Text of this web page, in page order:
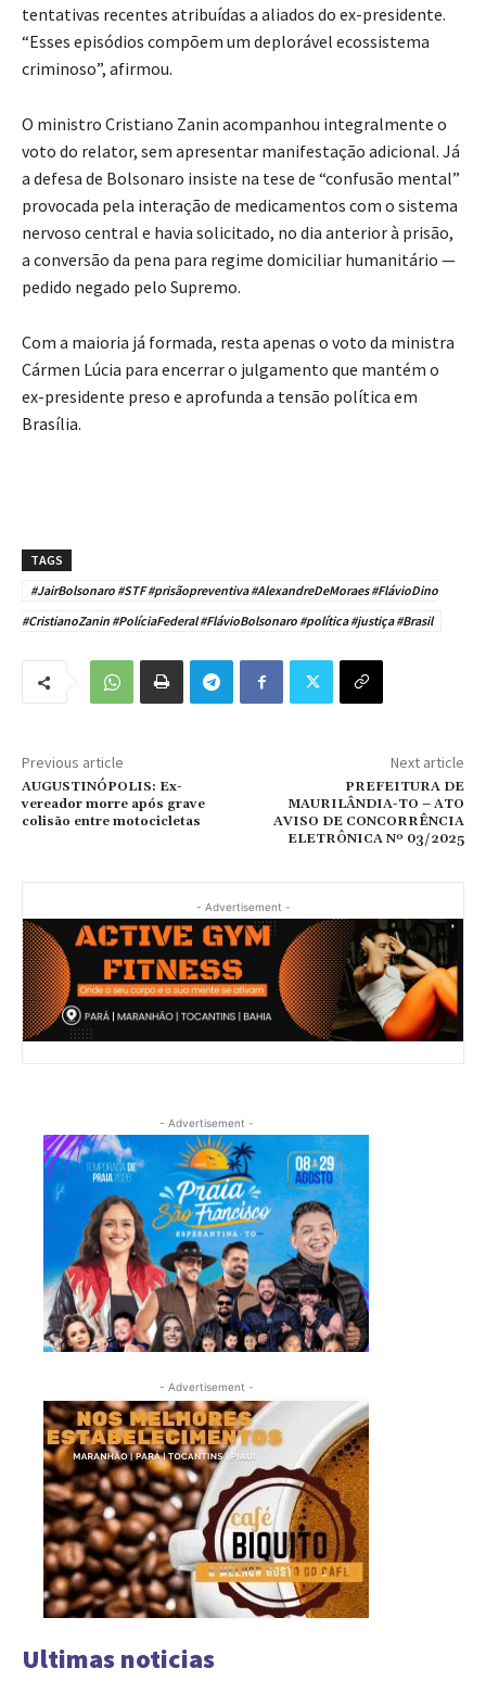
tentativas recentes atribuídas a aliados do ex-presidente.
“Esses episódios compõem um deplorável ecossistema
criminoso”, afirmou.
O ministro Cristiano Zanin acompanhou integralmente o
voto do relator, sem apresentar manifestação adicional. Já
a defesa de Bolsonaro insiste na tese de “confusão mental”
provocada pela interação de medicamentos com o sistema
nervoso central e havia solicitado, no dia anterior à prisão,
a conversão da pena para regime domiciliar humanitário —
pedido negado pelo Supremo.
Com a maioria já formada, resta apenas o voto da ministra
Cármen Lúcia para encerrar o julgamento que mantém o
ex-presidente preso e aprofunda a tensão política em
Brasília.
TAGS
#JairBolsonaro #STF #prisãopreventiva #AlexandreDeMoraes #FlávioDino
#CristianoZanin #PolíciaFederal #FlávioBolsonaro #política #justiça #Brasil
Previous article
AUGUSTINÓPOLIS: Ex-
vereador morre após grave
colisão entre motocicletas
Next article
PREFEITURA DE
MAURILÂNDIA-TO – ATO
AVISO DE CONCORRÊNCIA
ELETRÔNICA Nº 03/2025
- Advertisement -
- Advertisement -
- Advertisement -
Ultimas noticias